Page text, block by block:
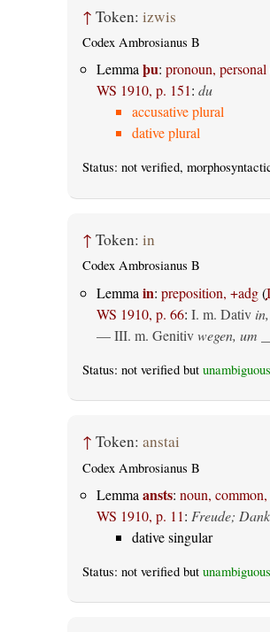
↑ Token: izwis
Codex Ambrosianus B
Lemmaþu: pronoun, personal
WS 1910, p. 151: du
accusative plural
dative plural
Status: not verified,
↑ Token: in
Codex Ambrosianus B
Lemma in: preposition, +adg(
WS 1910, p. 66: I. m. Dativ
— III. m. Genitiv wegen, um
Status: not verified but unambiguous
↑ Token: anstai
Codex Ambrosianus B
Lemma ansts: noun,
WS 1910, p. 11: Freude;
dative singular
Status: not verified but unambiguous